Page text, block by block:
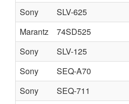
Sony
SLV-625
Marantz
74SD525
Sony
SLV-125
Sony
SEQ-A70
Sony
SEQ-711